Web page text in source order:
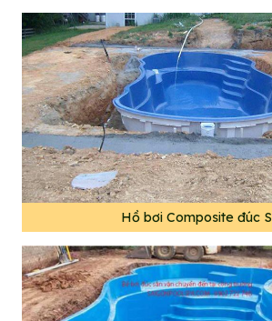
Hồ bơi Composite đúc